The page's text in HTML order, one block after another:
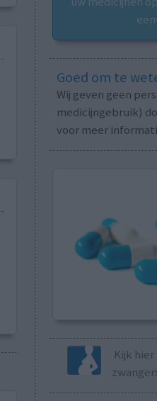
Goed om te
Wij geven geen
medicijngebruik)
voor meer
Kijk